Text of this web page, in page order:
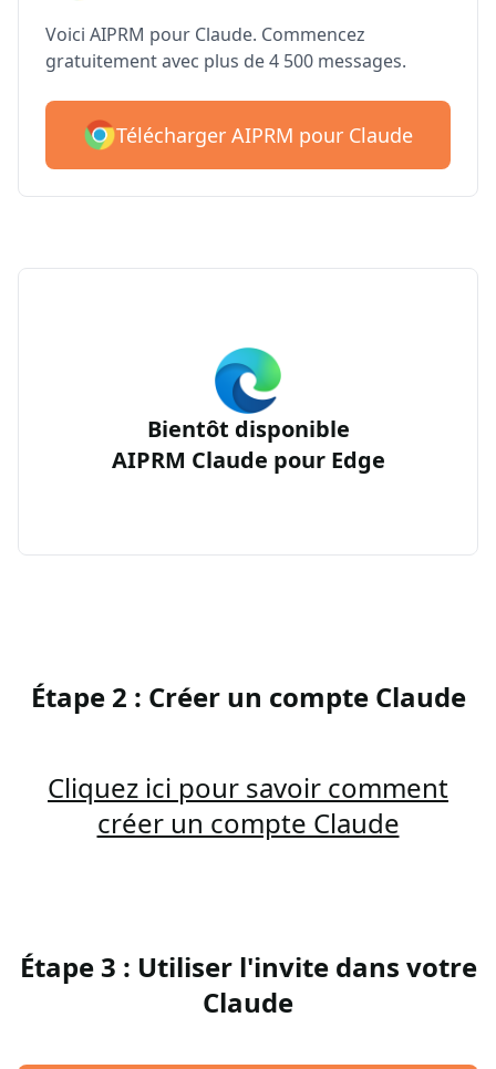
Voici AIPRM pour Claude. Commencez
gratuitement avec plus de 4 500 messages.
Télécharger AIPRM pour Claude
Bientôt disponible
AIPRM Claude pour Edge
Étape 2 : Créer un compte Claude
Cliquez ici pour savoir comment
créer un compte Claude
Étape 3 : Utiliser l'invite dans votre
Claude